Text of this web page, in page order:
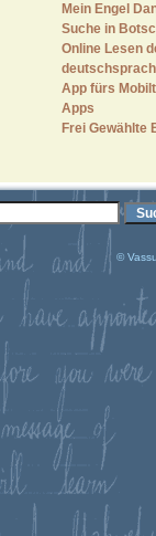
Mein Engel
Suche in
Online Lesen
App fürs
Apps
Frei Gewählte
©